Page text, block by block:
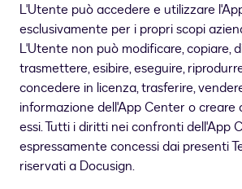
L'Utente può accedere e utilizzare
esclusivamente per i propri scopi
L'Utente non può modificare, copiare,
trasmettere, esibire, eseguire,
concedere in licenza, trasferire,
informazione dell'App Center o
essi. Tutti i diritti nei confronti dell'App
espressamente concessi dai presenti
riservati a Docusign.